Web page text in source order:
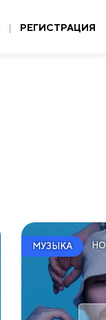
| РЕГИСТРАЦИЯ
МУЗЫКА